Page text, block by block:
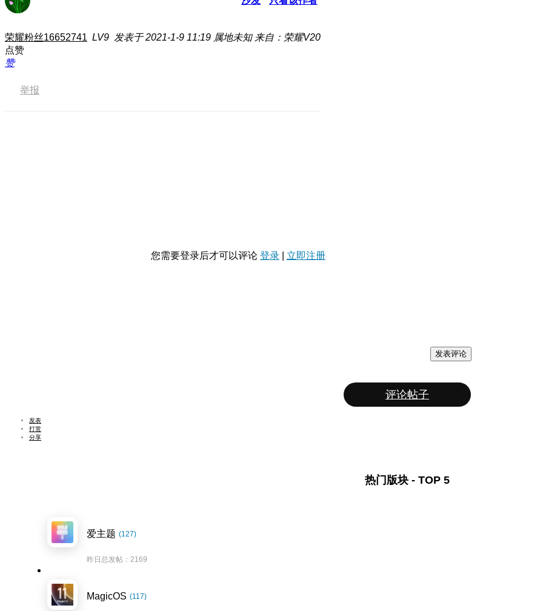
荣耀粉丝16652741 LV9 发表于 2021-1-9 11:19 属地未知 来自：荣耀V20
点赞
赞
举报
您需要登录后才可以评论 登录 立即注册
发表评论
评论帖子
发表
打赏
分享
热门版块 - TOP 5
爱主题 (127)
昨日总发帖：2169
MagicOS (117)